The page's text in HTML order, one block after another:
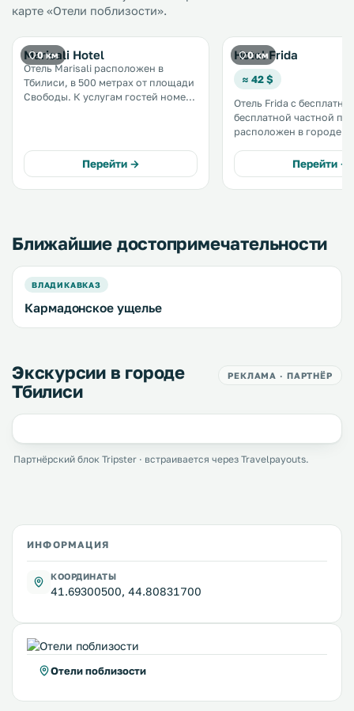
карте «Отели поблизости».
0 км
Marisali Hotel
Отель Marisali расположен в
Тбилиси, в 500 метрах от площади
Свободы. К услугам гостей номера
экраном, кофемашина и чайник. .
Перейти →
0 км
Hotel Frida
≈ 42 $
Отель Frida с
бесплатной частной
расположен в городе
К услугам гостей бар и
принадлежности для
окон открывается вид
Перейти →
Ближайшие достопримечательности
ВЛАДИКАВКАЗ
Кармадонское ущелье
Экскурсии в городе
Тбилиси
РЕКЛАМА · ПАРТНЁР
Партнёрский блок Tripster · встраивается через Travelpayouts.
ИНФОРМАЦИЯ
КООРДИНАТЫ
41.69300500, 44.80831700
Отели поблизости